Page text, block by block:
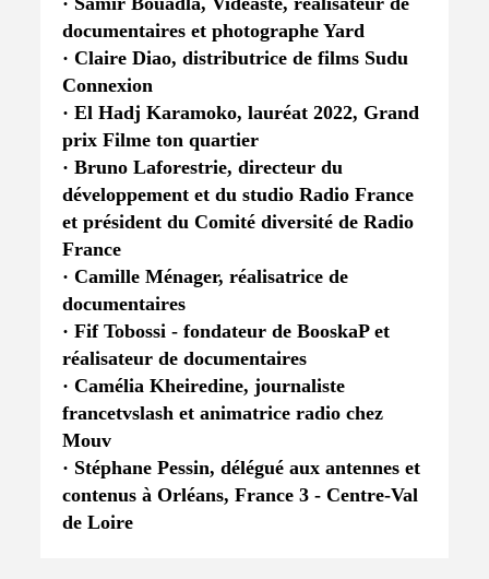
documentaires et photographe Yard
· Claire Diao, distributrice de films Sudu
Connexion
· El Hadj Karamoko, lauréat 2022, Grand
prix Filme ton quartier
· Bruno Laforestrie, directeur du
développement et du studio Radio France
et président du Comité diversité de Radio
France
· Camille Ménager, réalisatrice de
documentaires
· Fif Tobossi - fondateur de BooskaP et
réalisateur de documentaires
· Camélia Kheiredine, journaliste
francetvslash et animatrice radio chez
Mouv
· Stéphane Pessin, délégué aux antennes et
contenus à Orléans, France 3 - Centre-Val
de Loire